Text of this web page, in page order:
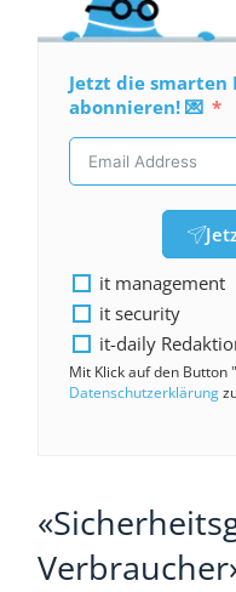
Jetzt die smarten
abonnieren! 💌
it management
it security
it-daily
Mit Klick auf den Button
Datenschutzerklärung